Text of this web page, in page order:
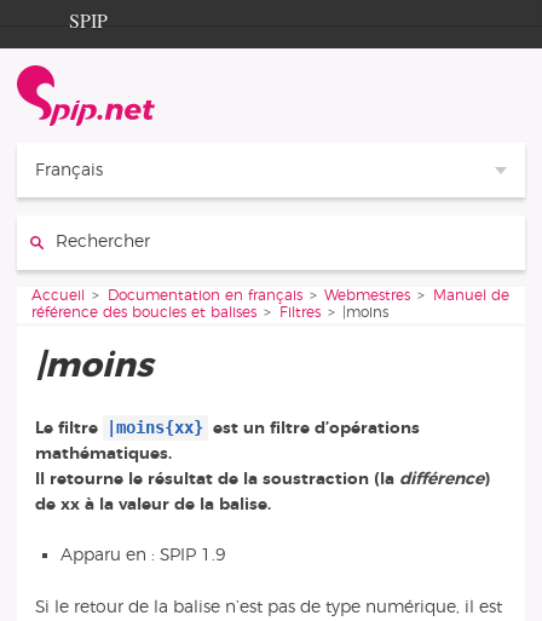
Aller au contenu
Aller à la navigation
SPIP
Documentation
Contribution
Français
Vous êtes ici :
Accueil Documentation en français Webmestres
Manuel de
référence des boucles et balises
Filtres |moins
|moins
Le filtre |moins{xx} est un filtre d’opérations
mathématiques.
Il retourne le résultat de la soustraction (la différence)
de xx à la valeur de la balise.
Apparu en : SPIP 1.9
Si le retour de la balise n’est pas de type numérique, il est